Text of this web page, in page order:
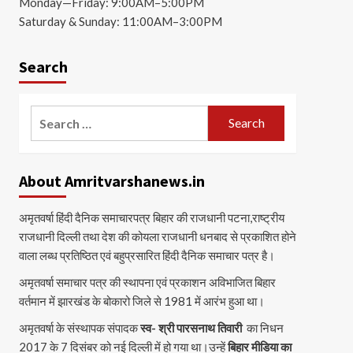
Saturday & Sunday: 11:00AM–3:00PM
Search
About Amritvarshanews.in
अमृतवर्षा हिंदी दैनिक समाचारपत्र बिहार की राजधानी पटना,राष्ट्रीय
राजधानी दिल्ली तथा देश की कोयला राजधानी धनबाद से प्रकाशित होने
वाला लब्ध प्रतिष्ठित एवं बहुप्रसारित हिंदी दैनिक समाचार पत्र है।
अमृतवर्षा समाचार पत्र की स्थापना एवं प्रकाशन अविभाजित बिहार
वर्तमान में झारखंड के बोकारो जिले से 1981 में आरंभ हुआ था।
अमृतवर्षा के संस्थापक संपादकस्व- श्री पारसनाथ तिवारीका निधन
2017 के 7 दिसंबर को नई दिल्ली में हो गया था।उन्हेंबिहार मीडिया का